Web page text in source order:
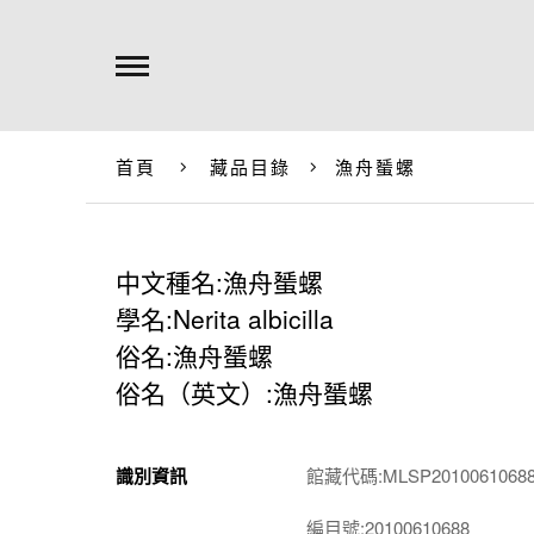
首頁 藏品目錄 漁舟蜑螺
中文種名:漁舟蜑螺
學名:Nerita albicilla
俗名:漁舟蜑螺
俗名（英文）:漁舟蜑螺
識別資訊 館藏代碼
編目號:20100610688